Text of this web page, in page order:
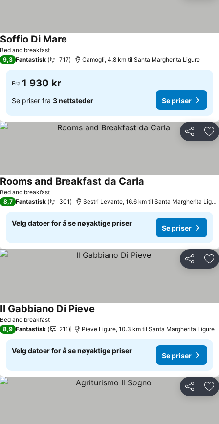
Bed and breakfast
Soffio Di Mare
9,3 Fantastisk 717 Camogli, 4.8 km til Santa Margherita Ligure
Fra 1 930 kr
Se priser fra 3 nettsteder Se priser
Del
Bed and breakfast
Rooms and Breakfast da Carla
8,7 Fantastisk 301 Sestri Levante, 16.6 km til Santa Margherita Ligure
Velg datoer for å se nøyaktige priser
Se priser
Del
Bed and breakfast
Il Gabbiano Di Pieve
8,9 Fantastisk 211 Pieve Ligure, 10.3 km til Santa Margherita Ligure
Velg datoer for å se nøyaktige priser
Se priser
Del